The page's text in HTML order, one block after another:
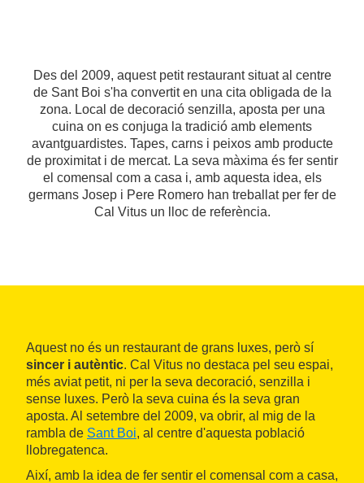
Des del 2009, aquest petit restaurant situat al centre
de Sant Boi s'ha convertit en una cita obligada de la
zona. Local de decoració senzilla, aposta per una
cuina on es conjuga la tradició amb elements
avantguardistes. Tapes, carns i peixos amb producte
de proximitat i de mercat. La seva màxima és fer sentir
el comensal com a casa i, amb aquesta idea, els
germans Josep i Pere Romero han treballat per fer de
Cal Vitus un lloc de referència.
Aquest no és un restaurant de grans luxes, però sí
sincer i autèntic. Cal Vitus no destaca pel seu espai,
més aviat petit, ni per la seva decoració, senzilla i
sense luxes. Però la seva cuina és la seva gran
aposta. Al setembre del 2009, va obrir, al mig de la
rambla de Sant Boi, al centre d'aquesta població
llobregatenca.
Així, amb la idea de fer sentir el comensal com a casa,